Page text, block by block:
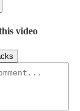
video